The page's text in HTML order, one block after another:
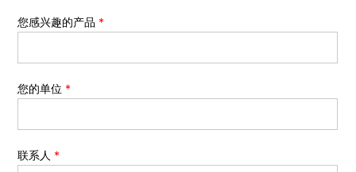
您感兴趣的产品 *
您的单位 *
联系人 *